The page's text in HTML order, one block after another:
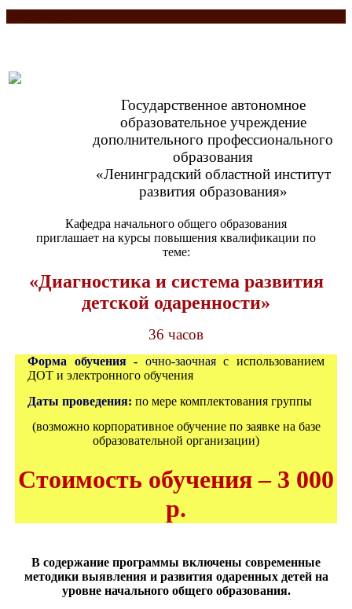
Государственное автономное
образовательное учреждение
дополнительного профессионального
образования
«Ленинградский областной институт
развития образования»
Кафедра начального общего образования
приглашает на курсы повышения квалификации по
теме:
«Диагностика и система развития
детской одаренности»
36 часов
Форма обучения - очно-заочнаяс использованием
ДОТ и электронного обучения
Даты проведения: по мере комплектования группы
(возможно корпоративное обучение по заявке на базе
образовательной организации)
Стоимость обучения – 3 000
р.
В содержание программы включены современные
методики выявления и развития одаренных детей на
уровне начального общего образования.